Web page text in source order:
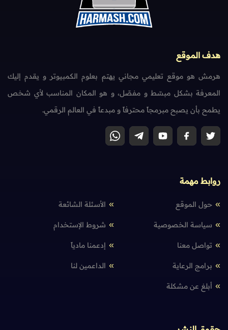
هدف الموقع
هرمش هو موقع تعليمي مجاني يهتم بعلوم الكمبيوتر و يقدم إليك
المعرفة بشكل مبسّط و مفصّل، و هو المكان المناسب لأي شخص
يطمح بأن يصبح مبرمجاً محترفاً و مبدعاً في العالم الرقمي.
روابط مهمة
حول الموقع الأسئلة الشائعة
سياسة الخصوصية شروط الإستخدام
تواصل معنا إدعمنا مادياً
برامج الرعاية الداعمين لنا
أبلغ عن مشكلة